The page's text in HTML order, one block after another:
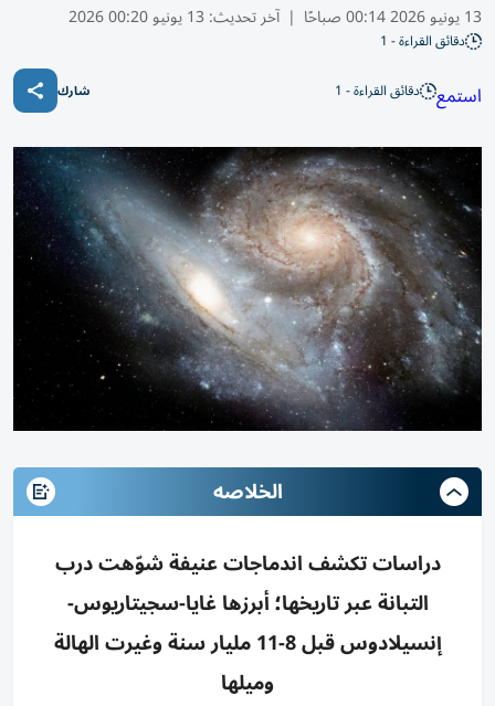
13 يونيو 2026 00:14 صباحًا | آخر تحديث: 13 يونيو 00:20 2026
دقائق القراءة - 1
استمع دقائق القراءة - 1 شارك
الخلاصه
دراسات تكشف اندماجات عنيفة شوّهت درب
التبانة عبر تاريخها؛ أبرزها غايا-سجيتاريوس-
إنسيلادوس قبل 8-11 مليار سنة وغيرت الهالة
وميلها